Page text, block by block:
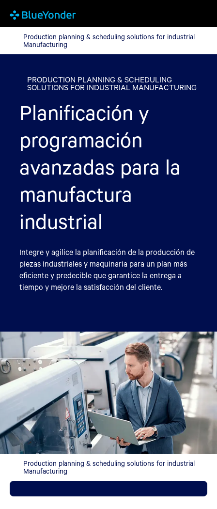
Production planning & scheduling solutions for industrial
Production planning & scheduling solutions for industrial
Manufacturing
PRODUCTION PLANNING & SCHEDULING
SOLUTIONS FOR INDUSTRIAL MANUFACTURING
Planificación y
programación
avanzadas para la
manufactura
industrial
Integre y agilice la planificación de la producción de
piezas industriales y maquinaria para un plan más
eficiente y predecible que garantice la entrega a
tiempo y mejore la satisfacción del cliente.
Production planning & scheduling solutions for industrial
Manufacturing